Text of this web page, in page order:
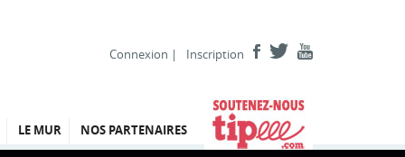
Connexion | Inscription
LE MUR NOS PARTENAIRES